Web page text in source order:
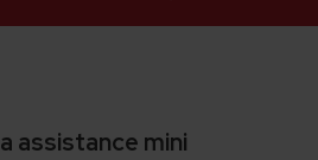
assistance mini